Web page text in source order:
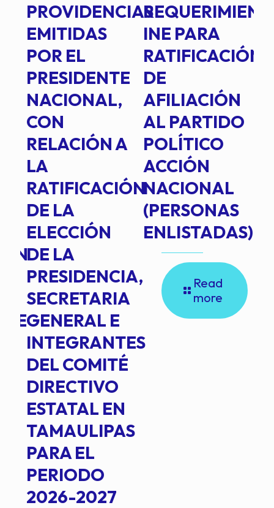
PROVIDENCIAS
EMITIDAS
POR EL
PRESIDENTE
NACIONAL,
CON
RELACIÓN A
LA
RATIFICACIÓN
DE LA
ELECCIÓN
DE LA
PRESIDENCIA,
SECRETARIA
GENERAL E
INTEGRANTES
DEL COMITÉ
DIRECTIVO
ESTATAL EN
TAMAULIPAS
PARA EL
PERIODO
2026-2027
INE PARA
RATIFICACIÓN
DE
AFILIACIÓN
AL PARTIDO
POLÍTICO
ACCIÓN
NACIONAL
(PERSONAS
ENLISTADAS)
Read
more